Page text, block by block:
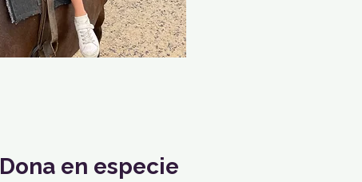
Dona en especie